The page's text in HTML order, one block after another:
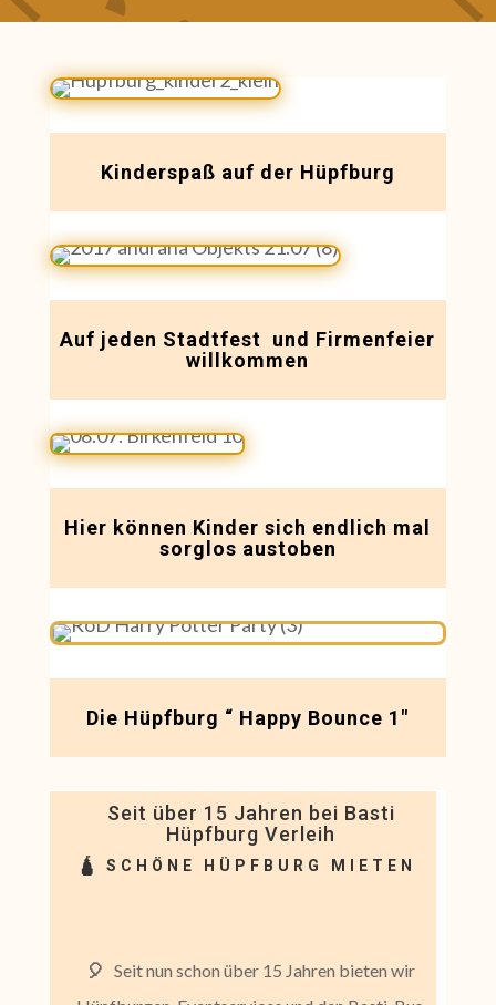
Kinderspaß auf der Hüpfburg
Auf jeden Stadtfest und Firmenfeier
willkommen
Hier können Kinder sich endlich mal
sorglos austoben
Die Hüpfburg “ Happy Bounce 1″
Seit über 15 Jahren bei Basti
Hüpfburg Verleih
🛕 SCHÖNE HÜPFBURG MIETEN
🎈 Seit nun schon über 15 Jahren bieten wir